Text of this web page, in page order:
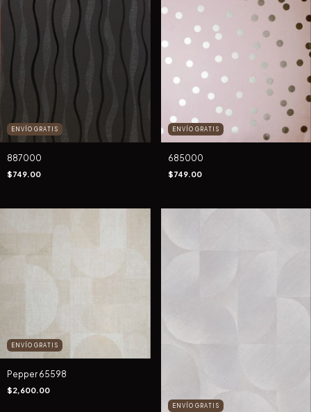
ENVÍO GRATIS
887000
$749.00
ENVÍO GRATIS
685000
$749.00
ENVÍO GRATIS
Pepper 65598
$2,600.00
ENVÍO GRATIS